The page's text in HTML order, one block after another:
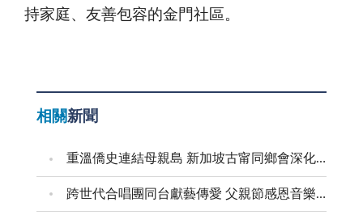
持家庭、友善包容的金門社區。
相關新聞
重溫僑史連結母親島 新加坡古甯同鄉會深化金門交流
跨世代合唱團同台獻藝傳愛 父親節感恩音樂會溫馨登場